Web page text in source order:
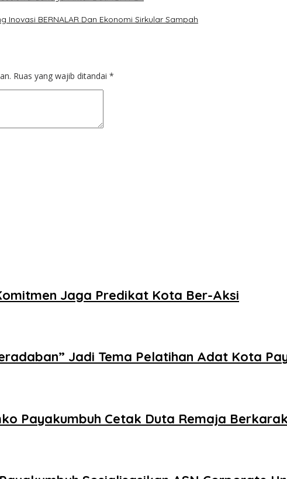
Inovasi BERNALAR Dan Ekonomi Sirkular Sampah
Ruas yang wajib ditandai *
Jaga Predikat Kota Ber-Aksi
Jadi Tema Pelatihan Adat Kota
Payakumbuh Cetak Duta Remaja